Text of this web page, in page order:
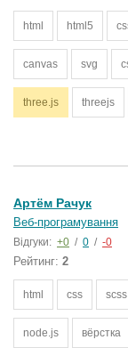
html html5
canvas svg
three.js threejs
Артём Рачук
Веб-програмування
Відгуки: +0 / 0 / -0
Рейтинг: 2
html css scss
node.js вёрстка